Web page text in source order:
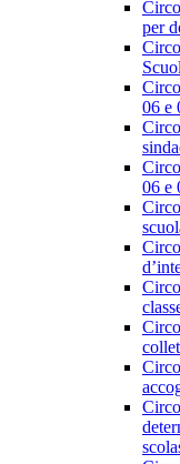
per
06 e
06 e